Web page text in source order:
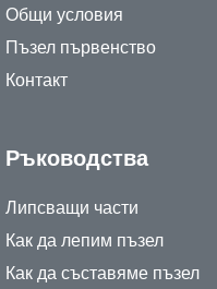
Общи условия
Пъзел първенство
Контакт
Ръководства
Липсващи части
Как да лепим пъзел
Как да съставяме пъзел